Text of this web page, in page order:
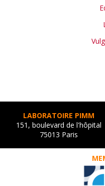
LABORATOIRE PIMM
151, boulevard de l'hôpital
75013 Paris